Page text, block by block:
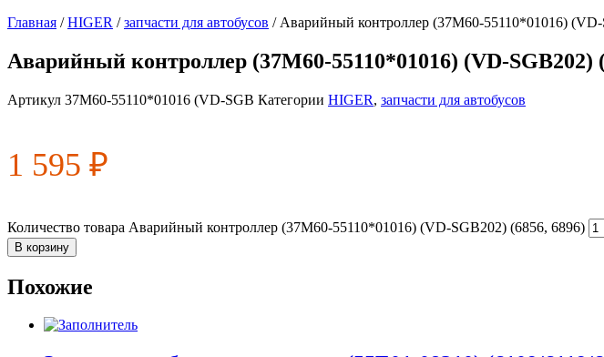
Главная /HIGER /запчасти для автобусов / Аварийный контроллер (37M60-55110*01016)
Аварийный контроллер (37M60-55110*01016) (VD-SGB202)
Артикул 37M60-55110*01016 (VD-SGB Категории HIGER, запчасти для автобусов
1 595 ₽
Количество товара Аварийный контроллер (37M60-55110*01016) (VD-SGB202) (6856, 6896)
В корзину
Похожие